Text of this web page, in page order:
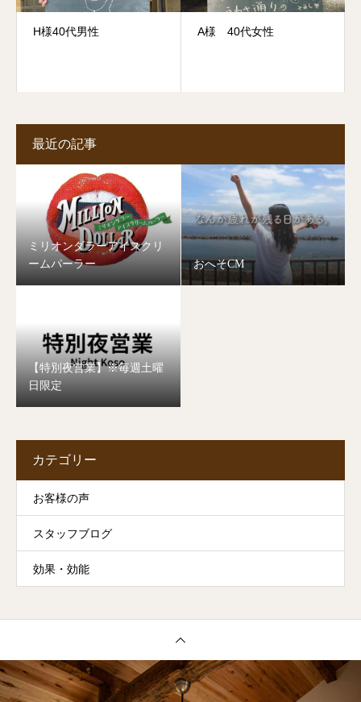
H様40代男性 A様 40代女性
最近の記事
ミリオンダラーアイスクリ
ームパーラー
おへそCM
【特別夜営業】※毎週土曜
日限定
カテゴリー
お客様の声
スタッフブログ
効果・効能